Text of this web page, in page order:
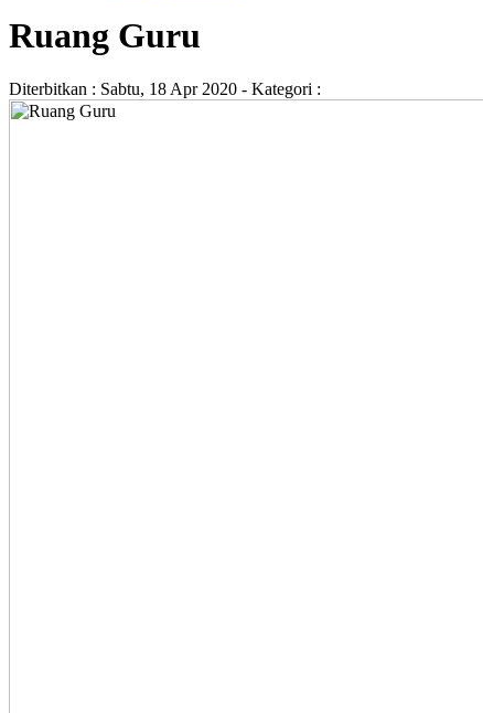
Ruang Guru
Diterbitkan : Sabtu, 18 Apr 2020 - Kategori :